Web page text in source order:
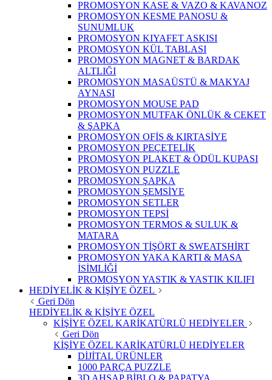
PROMOSYON KASE & VAZO & KAVANOZ
PROMOSYON KESME PANOSU &
SUNUMLUK
PROMOSYON KIYAFET ASKISI
PROMOSYON KÜL TABLASI
PROMOSYON MAGNET & BARDAK
ALTLIĞI
PROMOSYON MASAÜSTÜ & MAKYAJ
AYNASI
PROMOSYON MOUSE PAD
PROMOSYON MUTFAK ÖNLÜK & CEKET
& ŞAPKA
PROMOSYON OFİS & KIRTASİYE
PROMOSYON PEÇETELİK
PROMOSYON PLAKET & ÖDÜL KUPASI
PROMOSYON PUZZLE
PROMOSYON ŞAPKA
PROMOSYON ŞEMSİYE
PROMOSYON SETLER
PROMOSYON TEPSİ
PROMOSYON TERMOS & SULUK &
MATARA
PROMOSYON TİŞÖRT & SWEATSHİRT
PROMOSYON YAKA KARTI & MASA
İSİMLİĞİ
PROMOSYON YASTIK & YASTIK KILIFI
HEDİYELİK & KİŞİYE ÖZEL
Geri Dön
HEDİYELİK & KİŞİYE ÖZEL
KİŞİYE ÖZEL KARİKATÜRLÜ HEDİYELER
Geri Dön
KİŞİYE ÖZEL KARİKATÜRLÜ HEDİYELER
DİJİTAL ÜRÜNLER
1000 PARÇA PUZZLE
3D AHŞAP BİBLO & PAPATYA